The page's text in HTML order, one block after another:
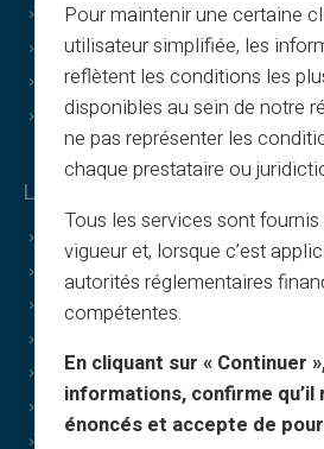
Cashback T&C
Qui sommes-nous ?
Partenariat
Nous contacter
Les + de Veritas
Pourquoi Veritas ?
RIB et IBAN dédiés inclus
3D Secure
Offres Spéciales
Impression sur demande
Pour maintenir une certaine
utilisateur simplifiée, les
reflètent les conditions les
disponibles au sein de notre
ne pas représenter les
chaque prestataire ou
Tous les services sont
vigueur et, lorsque c’est
autorités réglementaires
compétentes.
En cliquant sur « Continuer
informations, confirme
énoncés et accepte de